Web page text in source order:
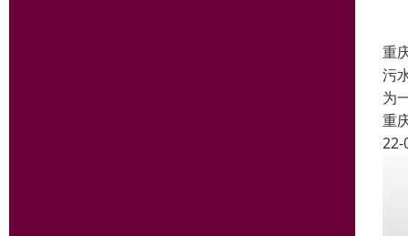
重
污
为
重
22-